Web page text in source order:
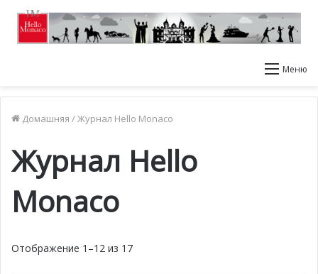
Меню
Домашняя /Журнал Hello Monaco
Журнал Hello
Monaco
Отображение 1–12 из 17